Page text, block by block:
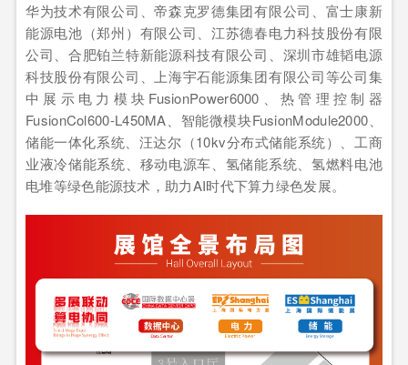
华为技术有限公司、帝森克罗德集团有限公司、富士康新
能源电池（郑州）有限公司、江苏德春电力科技股份有限
公司、合肥铂兰特新能源科技有限公司、深圳市雄韬电源
科技股份有限公司、上海宇石能源集团有限公司等公司集
中展示电力模块FusionPower6000、热管理控制器
FusionCol600-L450MA、智能微模块FusionModule2000、
储能一体化系统、汪达尔（10kv分布式储能系统）、工商
业液冷储能系统、移动电源车、氢储能系统、氢燃料电池
电堆等绿色能源技术，助力AI时代下算力绿色发展。